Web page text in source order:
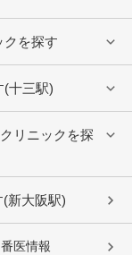
クを探す
(十三駅)
リニックを探
新大阪駅)
医情報